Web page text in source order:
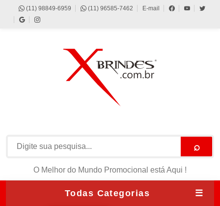
(11) 98849-6959 (11) 96585-7462 E-mail
⌕
O Melhor do Mundo Promocional está Aqui !
Todas Categorias ☰